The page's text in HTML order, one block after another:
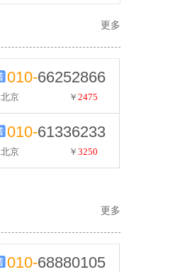
更多
010-66252866
北京 ￥2475
010-61336233
北京 ￥3250
更多
010-68880105